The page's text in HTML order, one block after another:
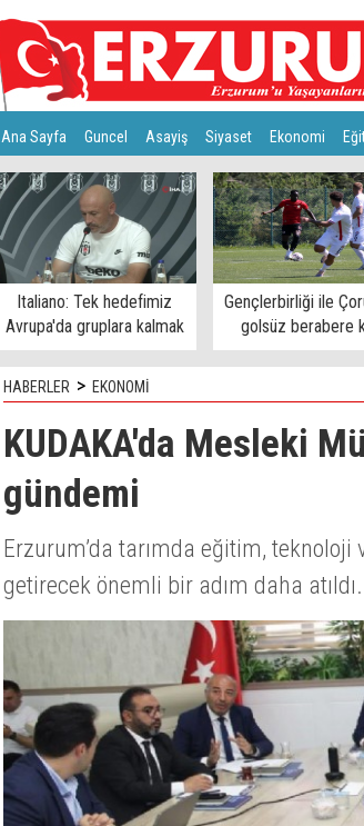
Ana Sayfa Guncel Asayiş Siyaset Ekonomi
Türkiye Teknoloji
Italiano: Tek hedefimiz
Avrupa'da gruplara kalmak
Gençlerbirliği ile
golsüz berabere
HABERLER > EKONOMİ
KUDAKA'da Mesleki
gündemi
Erzurum’da tarımda eğitim, teknoloji
getirecek önemli bir adım daha atıldı.